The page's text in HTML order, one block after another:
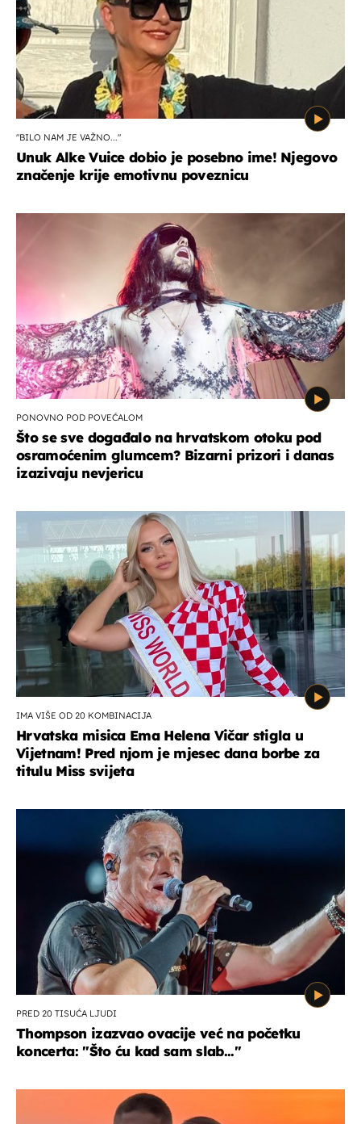
"BILO NAM JE VAŽNO..."
Unuk Alke Vuice dobio je posebno ime! Njegovo
značenje krije emotivnu poveznicu
PONOVNO POD POVEĆALOM
Što se sve događalo na hrvatskom otoku pod
osramoćenim glumcem? Bizarni prizori i danas
izazivaju nevjericu
IMA VIŠE OD 20 KOMBINACIJA
Hrvatska misica Ema Helena Vičar stigla u
Vijetnam! Pred njom je mjesec dana borbe za
titulu Miss svijeta
PRED 20 TISUĆA LJUDI
Thompson izazvao ovacije već na početku
koncerta: "Što ću kad sam slab..."